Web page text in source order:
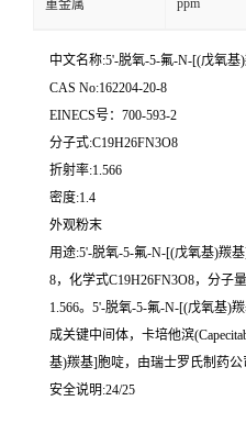
重金属
中文名称:5'-脱氧-5-氟-N-[(戊氧基
CAS No:162204-20-8
EINECS号：700-593-2
分子式:C19H26FN3O8
折射率:1.566
密度:1.4
外观粉末
用途:5'-脱氧-5-氟-N-[(戊氧基)羰
8，化学式C19H26FN3O8，分子
1.566。5'-脱氧-5-氟-N-[(戊氧基)
成关键中间体，卡培他滨
基)羰基]胞啶，由瑞士罗氏制药公
安全说明:24/25